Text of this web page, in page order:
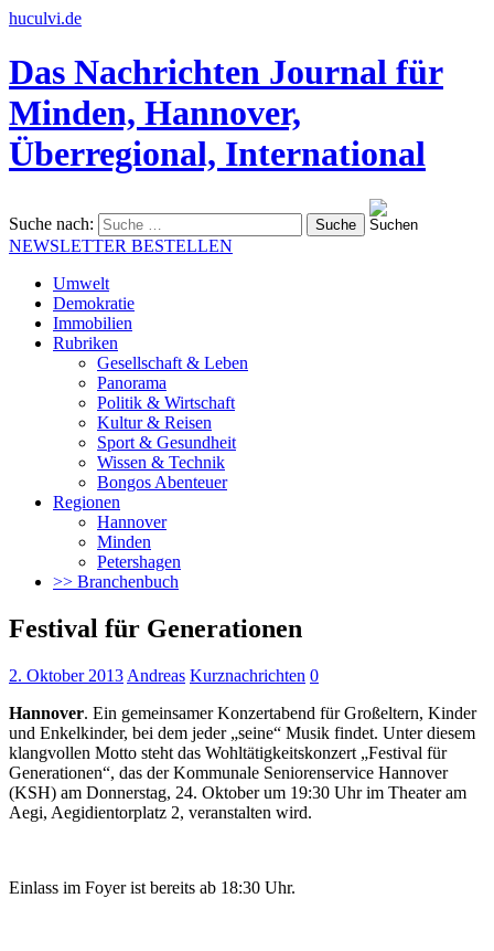
huculvi.de
Das Nachrichten Journal für
Minden, Hannover,
Überregional, International
Suche nach:
NEWSLETTER BESTELLEN
Umwelt
Demokratie
Immobilien
Rubriken
Gesellschaft & Leben
Panorama
Politik & Wirtschaft
Kultur & Reisen
Sport & Gesundheit
Wissen & Technik
Bongos Abenteuer
Regionen
Hannover
Minden
Petershagen
>> Branchenbuch
Festival für Generationen
2. Oktober 2013 Andreas Kurznachrichten 0
Hannover. Ein gemeinsamer Konzertabend für Großeltern, Kinder
und Enkelkinder, bei dem jeder „seine“ Musik findet. Unter diesem
klangvollen Motto steht das Wohltätigkeitskonzert „Festival für
Generationen“, das der Kommunale Seniorenservice Hannover
(KSH) am Donnerstag, 24. Oktober um 19:30 Uhr im Theater am
Aegi, Aegidientorplatz 2, veranstalten wird.
Einlass im Foyer ist bereits ab 18:30 Uhr.